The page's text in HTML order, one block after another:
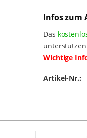
Infos zum
Das
Wichtige
Artikel-Nr.: